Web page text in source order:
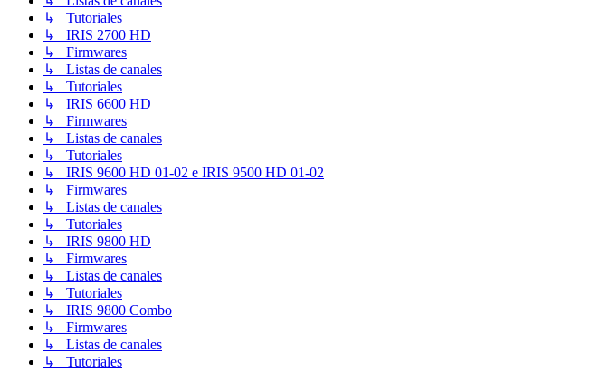
↳ Tutoriales
↳ IRIS 2700 HD
↳ Firmwares
↳ Listas de canales
↳ Tutoriales
↳ IRIS 6600 HD
↳ Firmwares
↳ Listas de canales
↳ Tutoriales
↳ IRIS 9600 HD 01-02 e IRIS 9500 HD 01-02
↳ Firmwares
↳ Listas de canales
↳ Tutoriales
↳ IRIS 9800 HD
↳ Firmwares
↳ Listas de canales
↳ Tutoriales
↳ IRIS 9800 Combo
↳ Firmwares
↳ Listas de canales
↳ Tutoriales